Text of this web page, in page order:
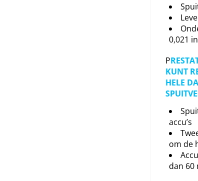
0,021
P
KUNT
HELE
accu’s
om de
dan 60